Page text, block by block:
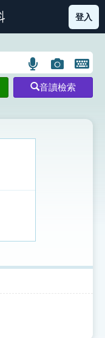
部首索引表圖示
登入
語
言
搜
示
圖
片
搜
開
鍵
圖
音讀檢索